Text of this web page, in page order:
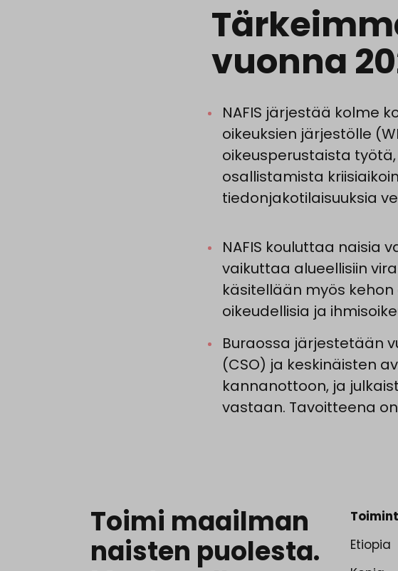
vuonna
NAFIS järjestää kolme
oikeuksien järjestölle
oikeusperustaista
osallistamista
tiedonjakotilaisuuksia
NAFIS kouluttaa naisia
vaikuttaa alueellisiin
käsitellään myös
oikeudellisia ja
Buraossa järjestetään
(CSO) ja keskinäisten
kannanottoon, ja
vastaan. Tavoitteena
Toimi maailman
naisten puolesta.
Etiopia